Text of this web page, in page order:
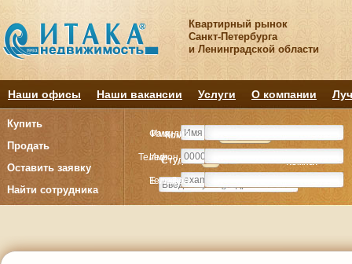
Квартирный рынок
Санкт-Петербурга
и Ленинградской области
Наши офисы Наши вакансии Услуги О компании
Купить
Продать
Оставить заявку
Найти сотрудника
Комнату
Студия Комнат
Комнату
Студия Комнат
Имя
Телефон
E-mail
Фамилия
Имя
Телефон